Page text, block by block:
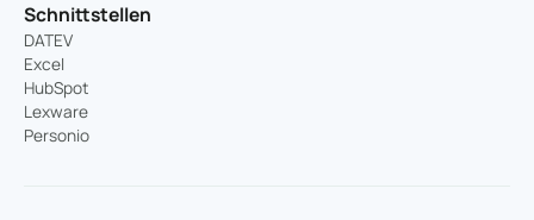
Schnittstellen
DATEV
Excel
HubSpot
Lexware
Personio